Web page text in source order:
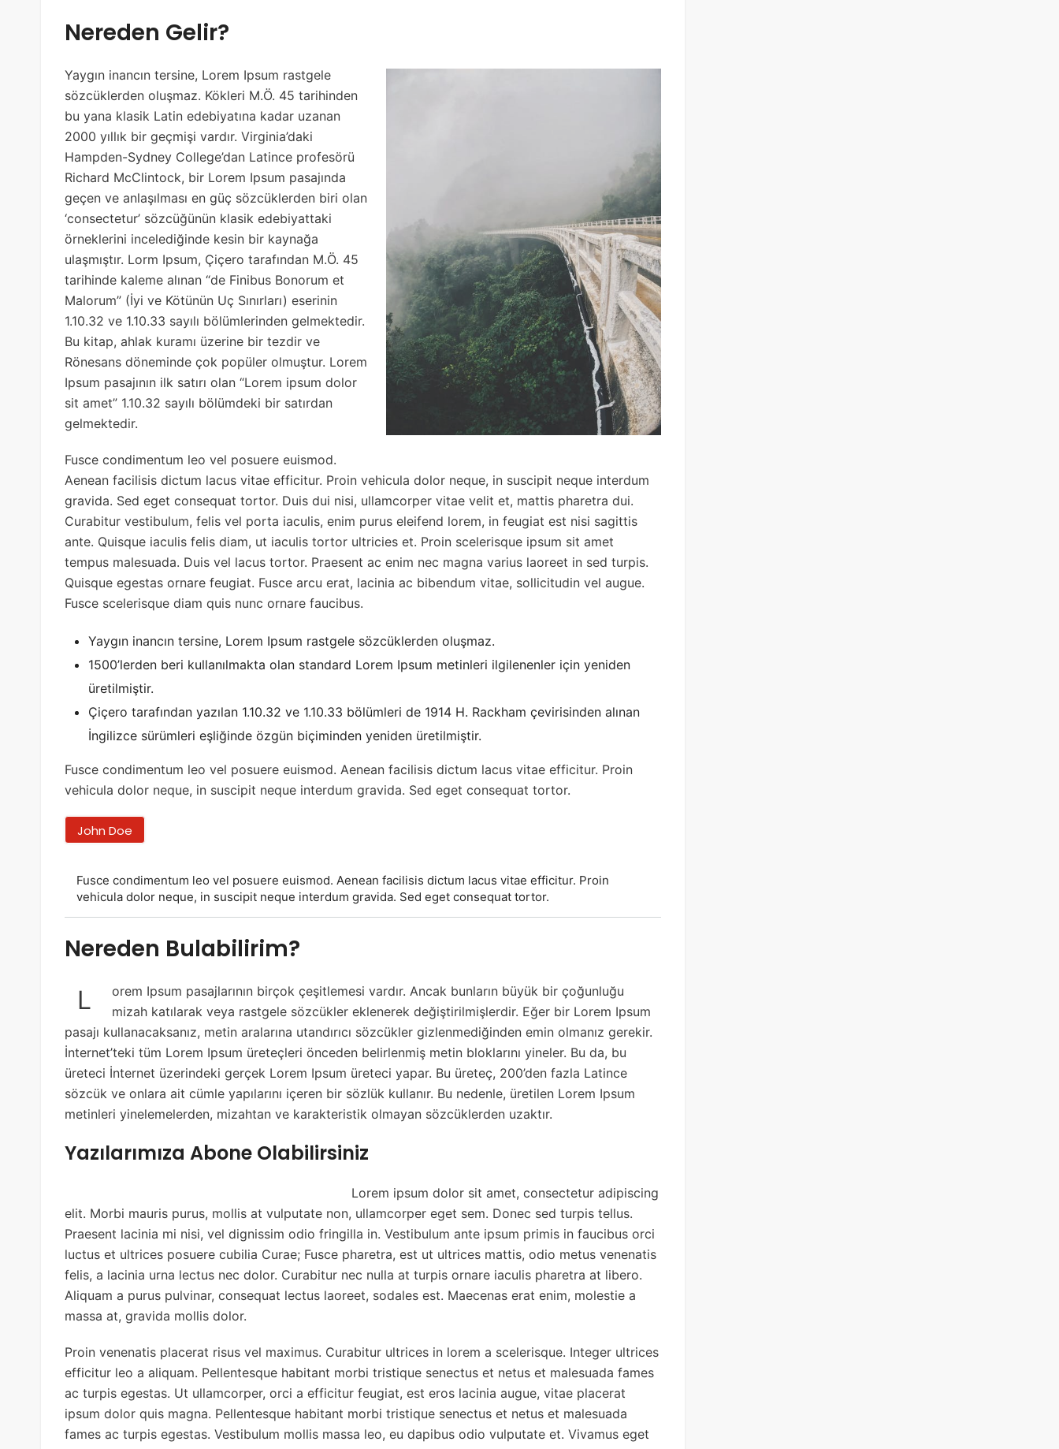
Nereden Gelir?
Yaygın inancın tersine, Lorem Ipsum rastgele
sözcüklerden oluşmaz. Kökleri M.Ö. 45 tarihinden
bu yana klasik Latin edebiyatına kadar uzanan
2000 yıllık bir geçmişi vardır. Virginia’daki
Hampden-Sydney College’dan Latince profesörü
Richard McClintock, bir Lorem Ipsum pasajında
geçen ve anlaşılması en güç sözcüklerden biri olan
‘consectetur’ sözcüğünün klasik edebiyattaki
örneklerini incelediğinde kesin bir kaynağa
ulaşmıştır. Lorm Ipsum, Çiçero tarafından M.Ö. 45
tarihinde kaleme alınan “de Finibus Bonorum et
Malorum” (İyi ve Kötünün Uç Sınırları) eserinin
1.10.32 ve 1.10.33 sayılı bölümlerinden gelmektedir.
Bu kitap, ahlak kuramı üzerine bir tezdir ve
Rönesans döneminde çok popüler olmuştur. Lorem
Ipsum pasajının ilk satırı olan “Lorem ipsum dolor
sit amet” 1.10.32 sayılı bölümdeki bir satırdan
gelmektedir.
Fusce condimentum leo vel posuere euismod.
Aenean facilisis dictum lacus vitae efficitur. Proin vehicula dolor neque, in suscipit neque interdum
gravida. Sed eget consequat tortor. Duis dui nisi, ullamcorper vitae velit et, mattis pharetra dui.
Curabitur vestibulum, felis vel porta iaculis, enim purus eleifend lorem, in feugiat est nisi sagittis
ante. Quisque iaculis felis diam, ut iaculis tortor ultricies et. Proin scelerisque ipsum sit amet
tempus malesuada. Duis vel lacus tortor. Praesent ac enim nec magna varius laoreet in sed turpis.
Quisque egestas ornare feugiat. Fusce arcu erat, lacinia ac bibendum vitae, sollicitudin vel augue.
Fusce scelerisque diam quis nunc ornare faucibus.
Yaygın inancın tersine, Lorem Ipsum rastgele sözcüklerden oluşmaz.
1500’lerden beri kullanılmakta olan standard Lorem Ipsum metinleri ilgilenenler için yeniden
üretilmiştir.
Çiçero tarafından yazılan 1.10.32 ve 1.10.33 bölümleri de 1914 H. Rackham çevirisinden alınan
İngilizce sürümleri eşliğinde özgün biçiminden yeniden üretilmiştir.
Fusce condimentum leo vel posuere euismod. Aenean facilisis dictum lacus vitae efficitur. Proin
vehicula dolor neque, in suscipit neque interdum gravida. Sed eget consequat tortor.
John Doe
Fusce condimentum leo vel posuere euismod. Aenean facilisis dictum lacus vitae efficitur. Proin
vehicula dolor neque, in suscipit neque interdum gravida. Sed eget consequat tortor.
Nereden Bulabilirim?
L
orem Ipsum pasajlarının birçok çeşitlemesi vardır. Ancak bunların büyük bir çoğunluğu
mizah katılarak veya rastgele sözcükler eklenerek değiştirilmişlerdir. Eğer bir Lorem Ipsum
pasajı kullanacaksanız, metin aralarına utandırıcı sözcükler gizlenmediğinden emin olmanız gerekir.
İnternet’teki tüm Lorem Ipsum üreteçleri önceden belirlenmiş metin bloklarını yineler. Bu da, bu
üreteci İnternet üzerindeki gerçek Lorem Ipsum üreteci yapar. Bu üreteç, 200’den fazla Latince
sözcük ve onlara ait cümle yapılarını içeren bir sözlük kullanır. Bu nedenle, üretilen Lorem Ipsum
metinleri yinelemelerden, mizahtan ve karakteristik olmayan sözcüklerden uzaktır.
Yazılarımıza Abone Olabilirsiniz
Lorem ipsum dolor sit amet, consectetur adipiscing
elit. Morbi mauris purus, mollis at vulputate non, ullamcorper eget sem. Donec sed turpis tellus.
Praesent lacinia mi nisi, vel dignissim odio fringilla in. Vestibulum ante ipsum primis in faucibus orci
luctus et ultrices posuere cubilia Curae; Fusce pharetra, est ut ultrices mattis, odio metus venenatis
felis, a lacinia urna lectus nec dolor. Curabitur nec nulla at turpis ornare iaculis pharetra at libero.
Aliquam a purus pulvinar, consequat lectus laoreet, sodales est. Maecenas erat enim, molestie a
massa at, gravida mollis dolor.
Proin venenatis placerat risus vel maximus. Curabitur ultrices in lorem a scelerisque. Integer ultrices
efficitur leo a aliquam. Pellentesque habitant morbi tristique senectus et netus et malesuada fames
ac turpis egestas. Ut ullamcorper, orci a efficitur feugiat, est eros lacinia augue, vitae placerat
ipsum dolor quis magna. Pellentesque habitant morbi tristique senectus et netus et malesuada
fames ac turpis egestas. Vestibulum mollis massa leo, eu dapibus odio vulputate et. Vivamus eget